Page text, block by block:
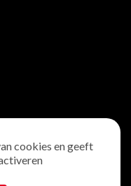
cookies en geeft